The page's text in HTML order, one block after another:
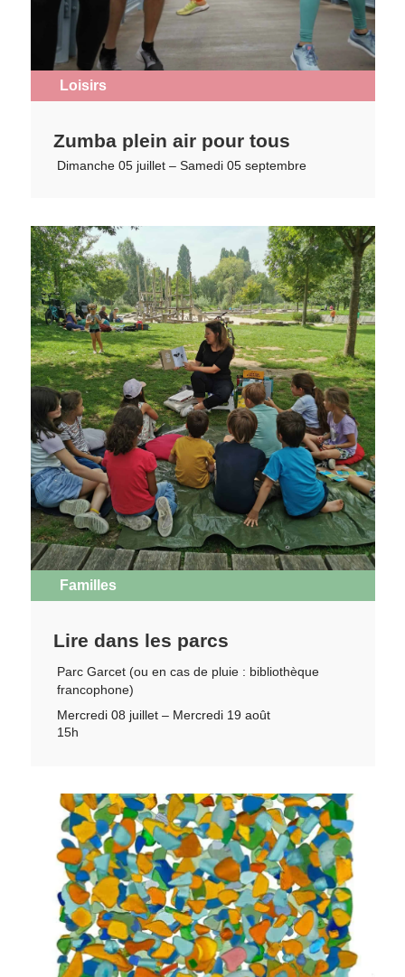
Loisirs
Zumba plein air pour tous
Dimanche 05 juillet – Samedi 05 septembre
Familles
Lire dans les parcs
Parc Garcet (ou en cas de pluie : bibliothèque
francophone)
Mercredi 08 juillet – Mercredi 19 août
15h